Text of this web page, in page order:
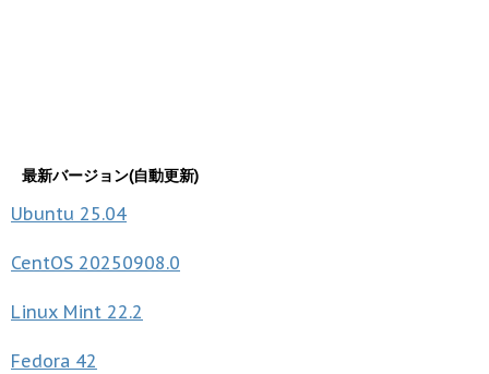
最新バージョン(自動更新)
Ubuntu 25.04
CentOS 20250908.0
Linux Mint 22.2
Fedora 42